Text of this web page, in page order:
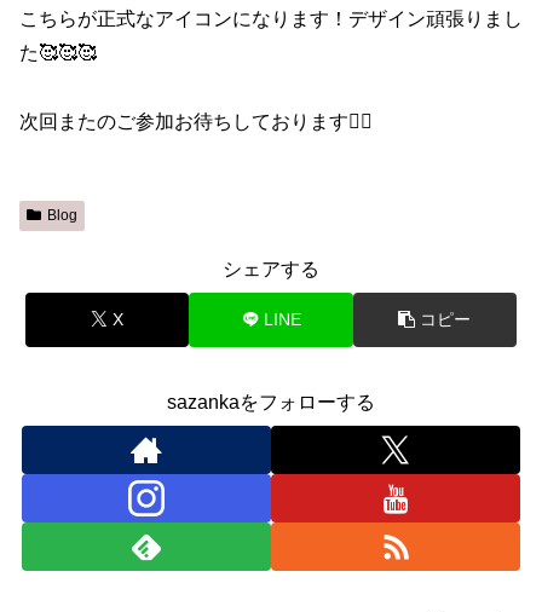
こちらが正式なアイコンになります！デザイン頑張りまし
た🥰🥰🥰
次回またのご参加お待ちしております🙇‍♀️
Blog
シェアする
X LINE コピー
sazankaをフォローする